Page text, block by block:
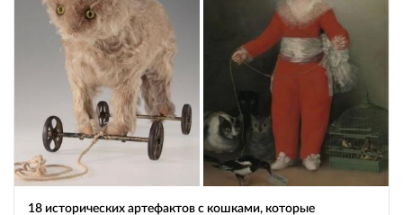
18 исторических артефактов с кошками, которые